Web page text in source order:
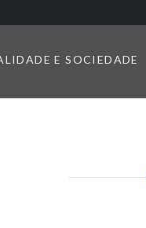
E SOCIEDADE